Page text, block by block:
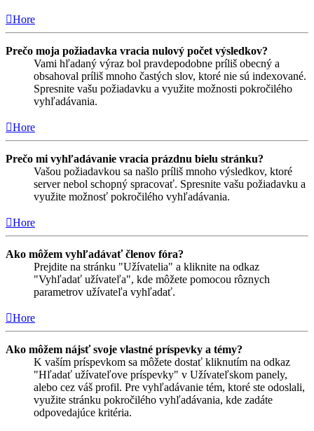
Hore
Prečo moja požiadavka vracia nulový počet výsledkov?
Vami hľadaný výraz bol pravdepodobne príliš obecný a
obsahoval príliš mnoho častých slov, ktoré nie sú indexované.
Spresnite vašu požiadavku a využite možnosti pokročilého
vyhľadávania.
Hore
Prečo mi vyhľadávanie vracia prázdnu bielu stránku?
Vašou požiadavkou sa našlo príliš mnoho výsledkov, ktoré
server nebol schopný spracovať. Spresnite vašu požiadavku a
využite možnosť pokročilého vyhľadávania.
Hore
Ako môžem vyhľadávať členov fóra?
Prejdite na stránku "Užívatelia" a kliknite na odkaz
"Vyhľadať užívateľa", kde môžete pomocou rôznych
parametrov užívateľa vyhľadať.
Hore
Ako môžem nájsť svoje vlastné príspevky a témy?
K vaším príspevkom sa môžete dostať kliknutím na odkaz
"Hľadať užívateľove príspevky" v Užívateľskom panely,
alebo cez váš profil. Pre vyhľadávanie tém, ktoré ste odoslali,
využite stránku pokročilého vyhľadávania, kde zadáte
odpovedajúce kritéria.